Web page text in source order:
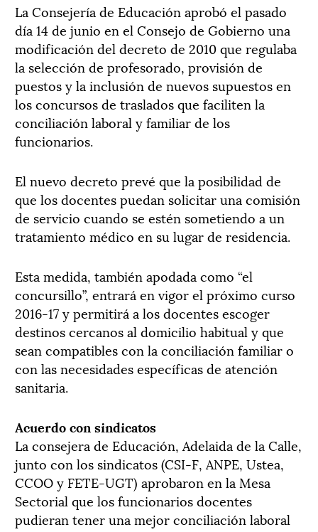
La Consejería de Educación aprobó el pasado
día 14 de junio en el Consejo de Gobierno una
modificación del decreto de 2010 que regulaba
la selección de profesorado, provisión de
puestos y la inclusión de nuevos supuestos en
los concursos de traslados que faciliten la
conciliación laboral y familiar de los
funcionarios.
El nuevo decreto prevé que la posibilidad de
que los docentes puedan solicitar una comisión
de servicio cuando se estén sometiendo a un
tratamiento médico en su lugar de residencia.
Esta medida, también apodada como “el
concursillo”, entrará en vigor el próximo curso
2016-17 y permitirá a los docentes escoger
destinos cercanos al domicilio habitual y que
sean compatibles con la conciliación familiar o
con las necesidades específicas de atención
sanitaria.
Acuerdo con sindicatos
La consejera de Educación, Adelaida de la Calle,
junto con los sindicatos (CSI-F, ANPE, Ustea,
CCOO y FETE-UGT) aprobaron en la Mesa
Sectorial que los funcionarios docentes
pudieran tener una mejor conciliación laboral